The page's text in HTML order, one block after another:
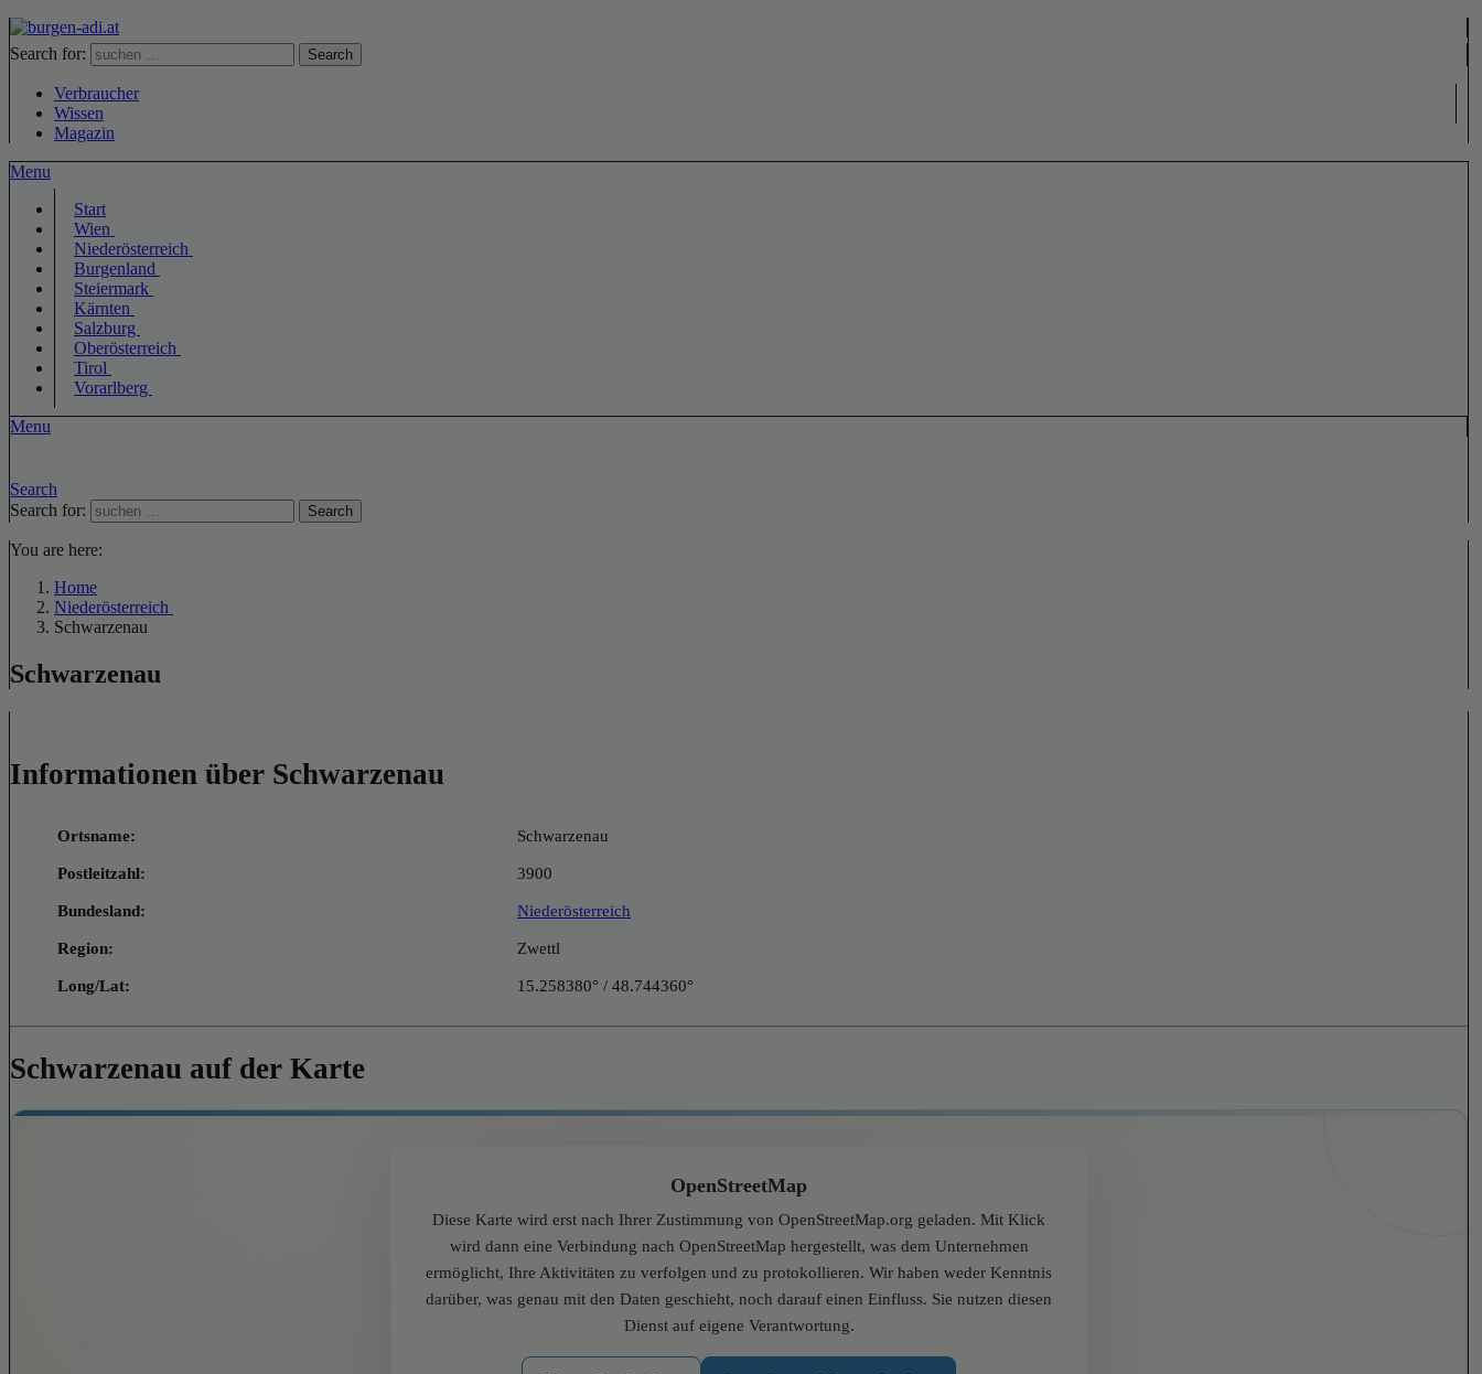
Search for: Search
Verbraucher
Wissen
Magazin
Menu
Start
Wien
Niederösterreich
Burgenland
Steiermark
Kärnten
Salzburg
Oberösterreich
Tirol
Vorarlberg
Menu
Search
Search for:
Search
You are here:
Home
Niederösterreich
Schwarzenau
Schwarzenau
Informationen über Schwarzenau
Ortsname: Schwarzenau
Postleitzahl: 3900
Bundesland: Niederösterreich
Region: Zwettl
Long/Lat: 15.258380° / 48.744360°
Schwarzenau auf der Karte
OpenStreetMap
Diese Karte wird erst nach Ihrer Zustimmung von OpenStreetMap.org geladen. Mit Klick
wird dann eine Verbindung nach OpenStreetMap hergestellt, was dem Unternehmen
ermöglicht, Ihre Aktivitäten zu verfolgen und zu protokollieren. Wir haben weder Kenntnis
darüber, was genau mit den Daten geschieht, noch darauf einen Einfluss. Sie nutzen diesen
Dienst auf eigene Verantwortung.